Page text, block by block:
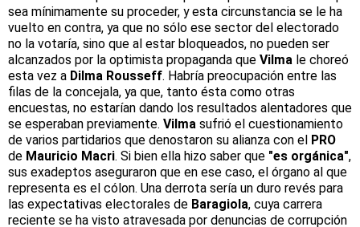
sea mínimamente su proceder, y esta circunstancia se le ha
vuelto en contra, ya que no sólo ese sector del electorado
no la votaría, sino que al estar bloqueados, no pueden ser
alcanzados por la optimista propaganda que Vilma le choreó
esta vez a Dilma Rousseff. Habría preocupación entre las
filas de la concejala, ya que, tanto ésta como otras
encuestas, no estarían dando los resultados alentadores que
se esperaban previamente. Vilma sufrió el cuestionamiento
de varios partidarios que denostaron su alianza con el PRO
de Mauricio Macri. Si bien ella hizo saber que "es orgánica",
sus exadeptos aseguraron que en ese caso, el órgano al que
representa es el cólon. Una derrota sería un duro revés para
las expectativas electorales de Baragiola, cuya carrera
reciente se ha visto atravesada por denuncias de corrupción